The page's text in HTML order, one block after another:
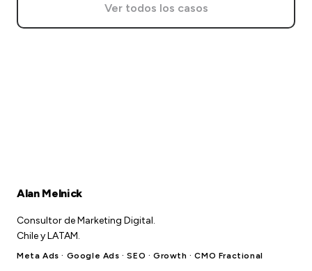
Ver todos los casos
Alan Melnick
Consultor de Marketing Digital.
Chile y LATAM.
Meta Ads · Google Ads · SEO · Growth · CMO Fractional